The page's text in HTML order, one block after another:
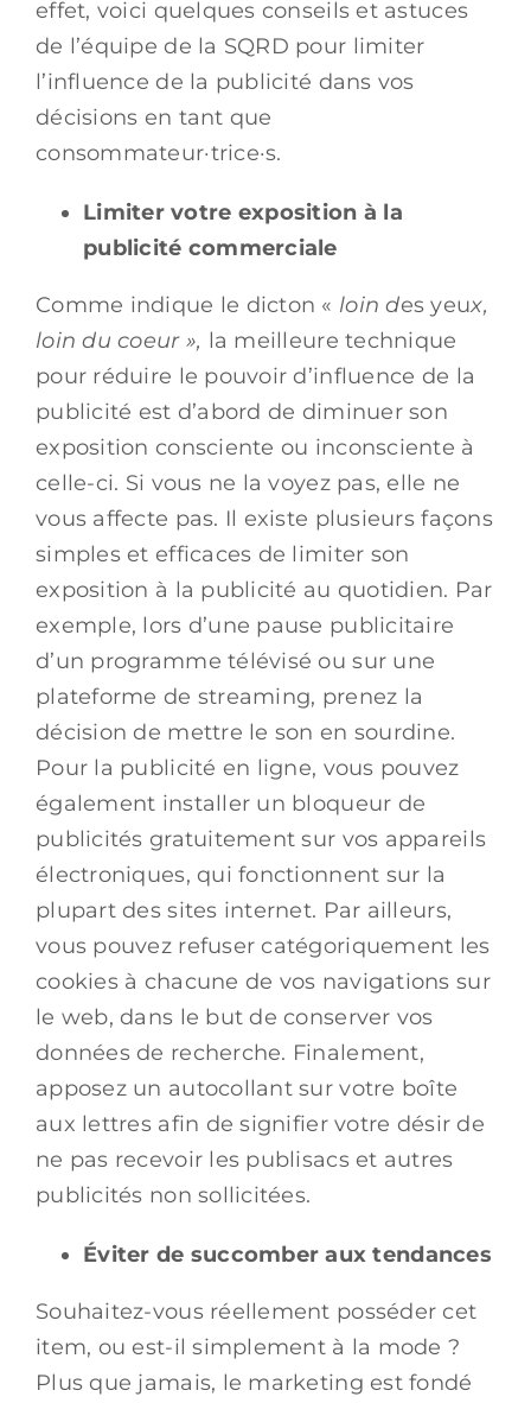
effet, voici quelques conseils et astuces
de l’équipe de la SQRD pour limiter
l’influence de la publicité dans vos
décisions en tant que
consommateur·trice·s.
Limiter votre exposition à la
publicité commerciale
Comme indique le dicton « loin des yeux,
loin du coeur », la meilleure technique
pour réduire le pouvoir d’influence de la
publicité est d’abord de diminuer son
exposition consciente ou inconsciente à
celle-ci. Si vous ne la voyez pas, elle ne
vous affecte pas. Il existe plusieurs façons
simples et efficaces de limiter son
exposition à la publicité au quotidien. Par
exemple, lors d’une pause publicitaire
d’un programme télévisé ou sur une
plateforme de streaming, prenez la
décision de mettre le son en sourdine.
Pour la publicité en ligne, vous pouvez
également installer un bloqueur de
publicités gratuitement sur vos appareils
électroniques, qui fonctionnent sur la
plupart des sites internet. Par ailleurs,
vous pouvez refuser catégoriquement les
cookies à chacune de vos navigations sur
le web, dans le but de conserver vos
données de recherche. Finalement,
apposez un autocollant sur votre boîte
aux lettres afin de signifier votre désir de
ne pas recevoir les publisacs et autres
publicités non sollicitées.
Éviter de succomber aux tendances
Souhaitez-vous réellement posséder cet
item, ou est-il simplement à la mode ?
Plus que jamais, le marketing est fondé